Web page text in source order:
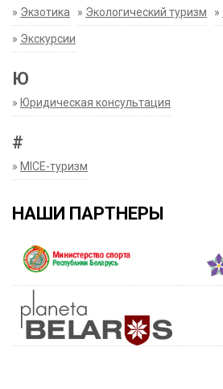
» Экзотика » Экологический туризм »
» Экскурсии
Ю
» Юридическая консультация
#
» MICE-туризм
НАШИ ПАРТНЕРЫ